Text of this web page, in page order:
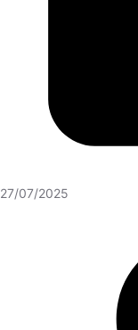
27/07/2025